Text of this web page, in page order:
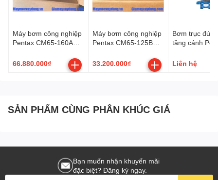
Máy bơm công nghiệp
Pentax CM65-160A
66.880.000₫
Máy bơm công nghiệp
Pentax CM65-125B
33.200.000₫
Bơm trục
tầng cánh
Liên hệ
SẢN PHẨM CÙNG PHÂN KHÚC GIÁ
Bạn muốn nhận khuyến mãi
đặc biệt? Đăng ký ngay.